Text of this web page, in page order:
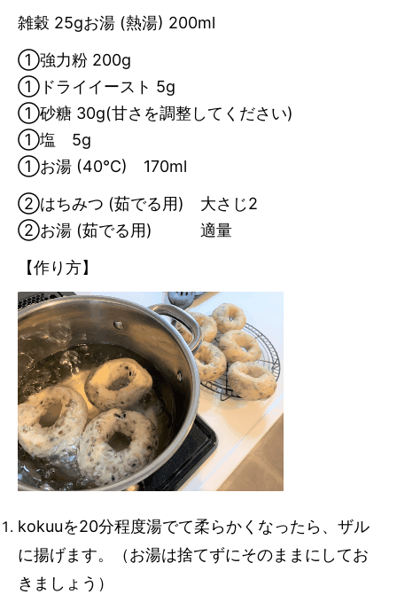
雑穀 25gお湯 (熱湯) 200ml
①強力粉 200g
①ドライイースト 5g
①砂糖 30g(甘さを調整してください)
①塩 5g
①お湯 (40℃) 170ml
②はちみつ (茹でる用) 大さじ2
②お湯 (茹でる用) 適量
【作り方】
kokuuを20分程度湯でて柔らかくなったら、ザル
に揚げます。（お湯は捨てずにそのままにしてお
きましょう）